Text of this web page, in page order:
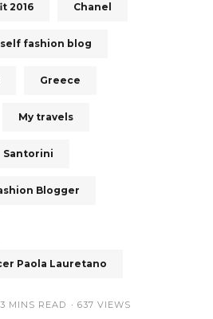
2016 Chanel
fashion blog
Greece
My travels
Santorini
Blogger
Paola Lauretano
3 MINS READ 637 VIEWS